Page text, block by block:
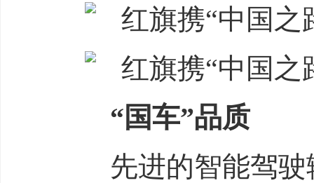
“国车”品质
先进的智能驾